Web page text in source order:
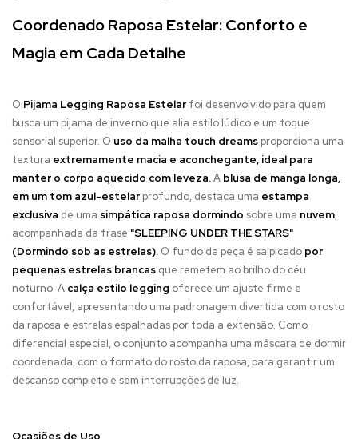
Coordenado Raposa Estelar: Conforto e
Magia em Cada Detalhe
O Pijama Legging Raposa Estelar foi desenvolvido para quem
busca um pijama de inverno que alia estilo lúdico e um toque
sensorial superior. O uso da malha touch dreams proporciona uma
textura extremamente macia e aconchegante, ideal para
manter o corpo aquecido com leveza.A blusa de manga longa,
em um tom azul-estelar profundo, destaca uma estampa
exclusiva de uma simpática raposa dormindo sobre uma nuvem,
acompanhada da frase "SLEEPING UNDER THE STARS"
(Dormindo sob as estrelas). O fundo da peça é salpicado por
pequenas estrelas brancas que remetem ao brilho do céu
noturno. A calça estilo legging oferece um ajuste firme e
confortável, apresentando uma padronagem divertida com o rosto
da raposa e estrelas espalhadas por toda a extensão. Como
diferencial especial, o conjunto acompanha uma máscara de dormir
coordenada, com o formato do rosto da raposa, para garantir um
descanso completo e sem interrupções de luz.
Ocasiões de Uso